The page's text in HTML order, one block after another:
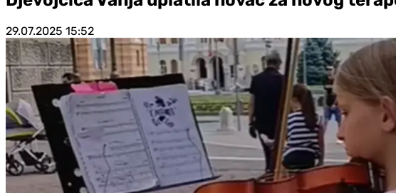
29.07.2025 15:52